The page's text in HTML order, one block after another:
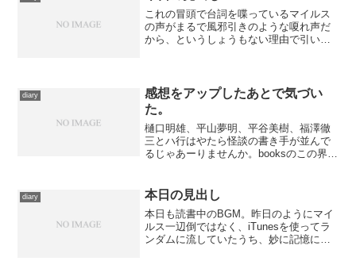
これの冒頭で台詞を喋っているマイルス
の声がまるで風邪引きのような嗄れ声だ
から、というしょうもない理由で引いて
に『オーラ』がリリースさ...
diary
感想をアップしたあとで気づい
た。
樋口明雄、平山夢明、平谷美樹、福澤徹
三とハ行はやたら怪談の書き手が並んで
るじゃあーりませんか。booksのこの界隈
diary 本日の見出し
本日も読書中のBGM。昨日のようにマイ
ルス一辺倒ではなく、iTunesを使ってラ
ンダムに流していたうち、妙に記憶に残